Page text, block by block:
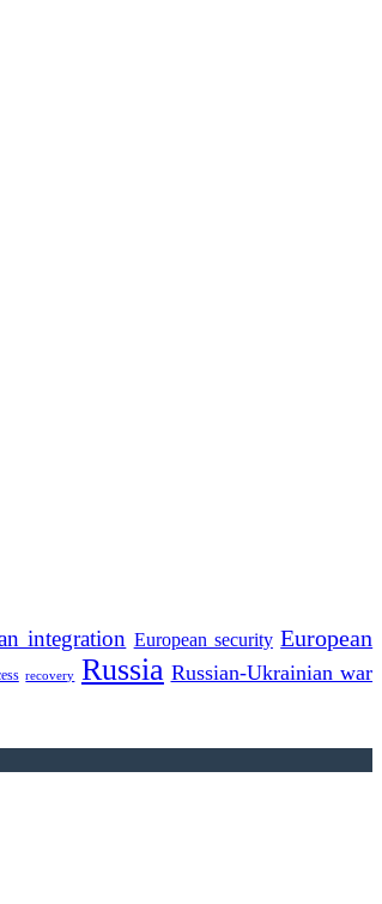
integration European security European
recovery Russia Russian-Ukrainian war